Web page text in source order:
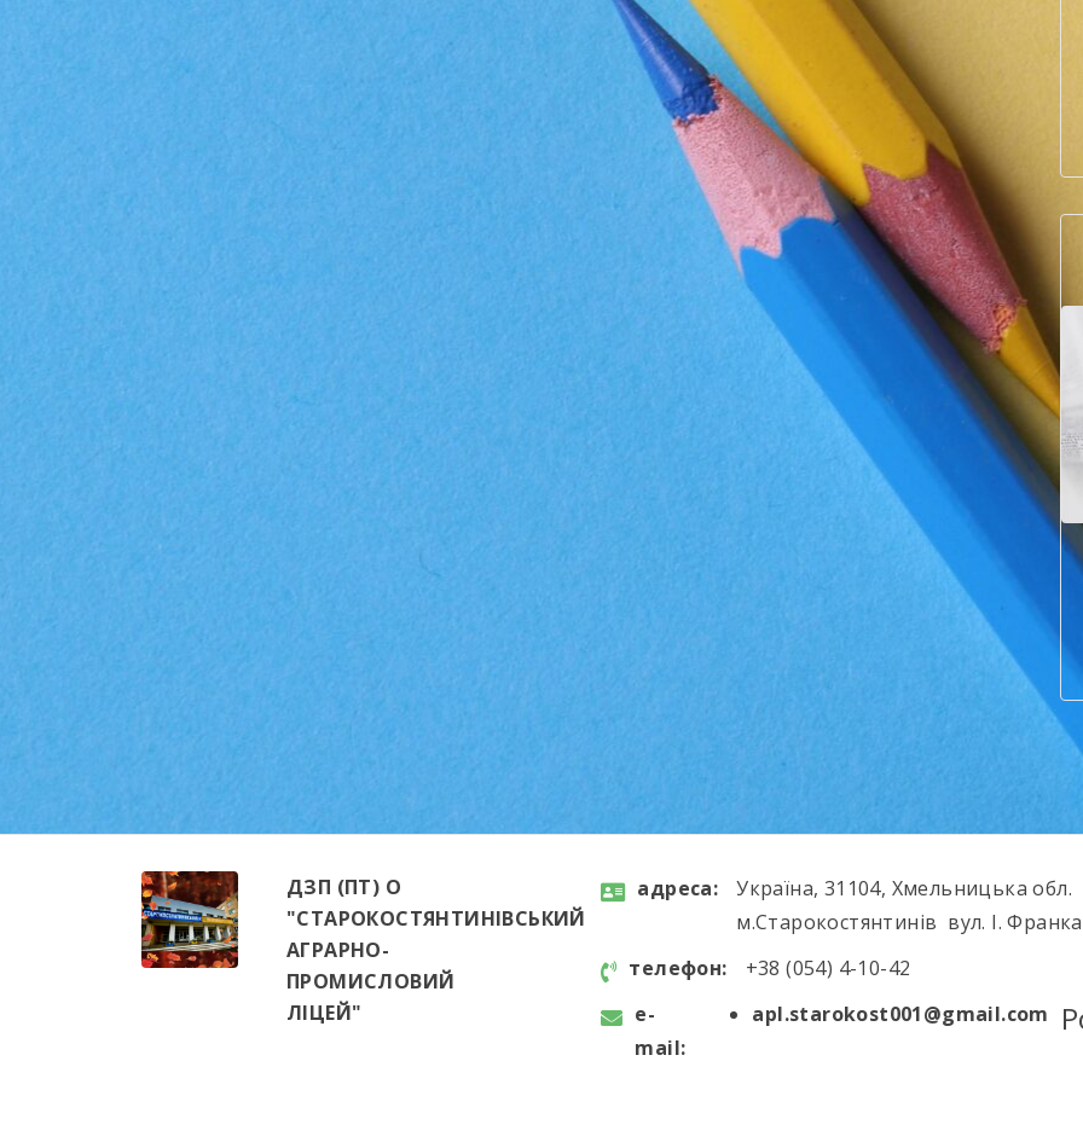
ДЗП (ПТ) О
"СТАРОКОСТЯНТИНІВСЬКИЙ
АГРАРНО-
ПРОМИСЛОВИЙ
ЛІЦЕЙ"
aдресa:
Україна, 31104, Хмельницька обл.
м.Старокостянтинів вул. І.
телефон:
+38 (054) 4-10-42
e-
mail:
apl.starokost001@gmail.com